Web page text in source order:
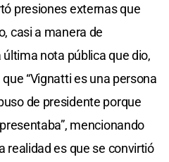
presiones externas que
casi a manera de
última nota pública que dio,
“Vignatti es una persona
de presidente porque
mencionando
realidad es que se convirtió